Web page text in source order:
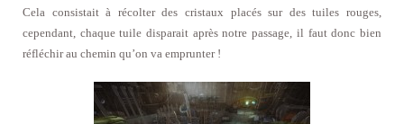
Cela consistait à récolter des cristaux placés sur des tuiles rouges,
cependant, chaque tuile disparait après notre passage, il faut donc bien
réfléchir au chemin qu’on va emprunter !